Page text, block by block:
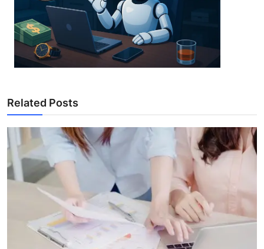
Related Posts